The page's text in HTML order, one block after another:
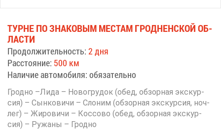
ТУРНЕ ПО ЗНА­КО­ВЫМ МЕ­СТАМ ГРОД­НЕН­СКОЙ ОБ­
ЛА­СТИ
Про­дол­жи­тель­ность: 2 дня
Рас­сто­я­ние: 500 км
На­ли­чие ав­то­мо­би­ля: обя­за­тель­но
Грод­но –Ли­да – Но­во­гру­док (обед, об­зор­ная экс­кур­
сия) – Сын­ко­ви­чи – Сло­ним (об­зор­ная экс­кур­сия, ноч­
лег) – Жи­ро­ви­чи – Кос­со­во (обед, об­зор­ная экс­кур­
сия) – Ру­жа­ны – Грод­но